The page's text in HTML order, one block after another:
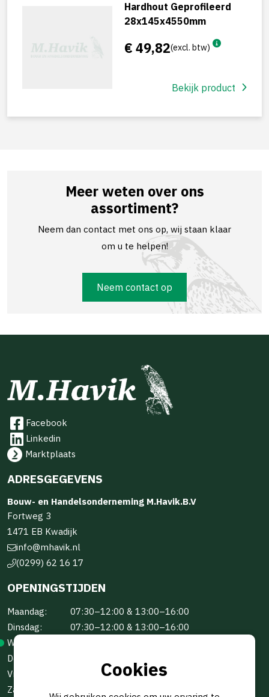
Hardhout Geprofileerd
28x145x4550mm
€ 49,82(excl. btw)
Bekijk product
Meer weten over ons
assortiment?
Neem dan contact met ons op, wij staan klaar
om u te helpen!
Neem contact op
Facebook
Linkedin
Marktplaats
ADRESGEGEVENS
Bouw- en Handelsonderneming M.Havik.B.V
Fortweg 3
1471 EB Kwadijk
info@mhavik.nl
(0299) 62 16 17
OPENINGSTIJDEN
Maandag:
07:30–12:00 & 13:00–16:00
Dinsdag:
07:30–12:00 & 13:00–16:00
Woensdag:
Donderdag:
Vrijdag:
07:30–12:00 & 13:00–16:00
Zaterdag:
Cookies